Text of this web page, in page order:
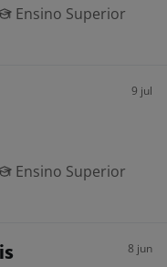
Ensino Superior
9 jul
Ensino Superior
8 jun